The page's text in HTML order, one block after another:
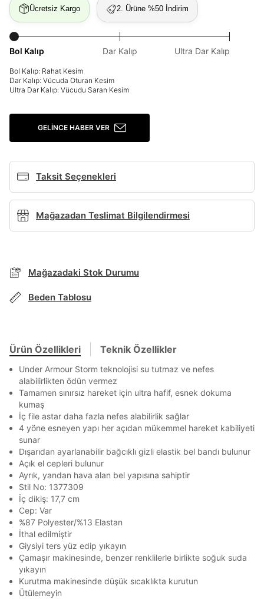
Ücretsiz Kargo 2. Ürüne %50 İndirim
Bol Kalıp Dar Kalıp Ultra Dar Kalıp
Bol Kalıp: Rahat Kesim
Dar Kalıp: Vücuda Oturan Kesim
Ultra Dar Kalıp: Vücudu Saran Kesim
GELINCE HABER VER
Taksit Seçenekleri
Banka Kart
İşbankası Maximum 6
Akbank Axess 4
Ziraat Bankası
QNB QNB 4
AnadoluBank World 3
Mağazadan Teslimat Bilgilendirmesi
Mağazadaki Stok Durumu
Beden Tablosu
Ürün Özellikleri Teknik Özellikler
Under Armour Storm teknolojisi su tutmaz ve nefes
alabilirlikten ödün vermez
Tamamen sınırsız hareket için ultra hafif, esnek dokuma
kumaş
İç file astar daha fazla nefes alabilirlik sağlar
4 yöne esneyen yapı her açıdan mükemmel hareket kabiliyeti
sunar
Dışarıdan ayarlanabilir bağcıklı gizli elastik bel bandı bulunur
Açık el cepleri bulunur
Ayrık, yandan hava alan bel yapısına sahiptir
Stil No: 1377309
İç dikiş: 17,7 cm
Cep: Var
%87 Polyester/%13 Elastan
İthal edilmiştir
Giysiyi ters yüz edip yıkayın
Çamaşır makinesinde, benzer renklilerle birlikte soğuk suda
yıkayın
Kurutma makinesinde düşük sıcaklıkta kurutun
Ütülemeyin
BEDEN TABLOSU
Stok Bildirimi
Ürün stoklara geldiğinde
bildirim göndereceğiz.
Kapat
Term Of Use
Kapat
ipsum
Kapat
Siparişinizin durumu hakkında bilgi alabilmek için
aşağıdaki bilgileri giriniz.
E-posta Adresi *
Sipariş Numaranız *
göster
Ad*
Soyad*
Telefon Numarası*
En az 8 karakter
Bir küçük harf karakter
Bir rakam
Bir büyük harf
En az 1 özel karakter
Aşağıdakileri okudum ve kabul ediyorum:
Kişisel verilerinizAydınlatma Metni, Hüküm ve Koşullar
uyarınca işlenecektir. Kişisel verilerimin Doğuş
Perakende Satış Giyim ve Aksesuar Ticaret A.Ş.
tarafından ticari elektronik ileti gönderilmesi amacıyla
işlenmesini kabul ediyorum.
Sms
E-mail
Çağrı Merkezi / Arama
Kişisel verilerimin Doğuş Perakende Satış Giyim ve
Aksesuar Ticaret A.Ş. bünyesinde yer alan
markalara ait ürünlerin bana özel pazarlanması ve
verilerimin kişiselleştirilmiş reklamcılık faaliyeti
amacıyla işlenmesini kabul ediyorum.
SMS Onay Kodu
Bilgilerinizi güncellemek için lütfen telefonunuza SMS
ile gelen kodu girerek telefon numaranızı doğrulayın.
SMS Onay Kodu
Bilgilerinizi güncellemek için lütfen telefonunuza SMS
ile gelen kodu girerek telefon numaranızı doğrulayın.